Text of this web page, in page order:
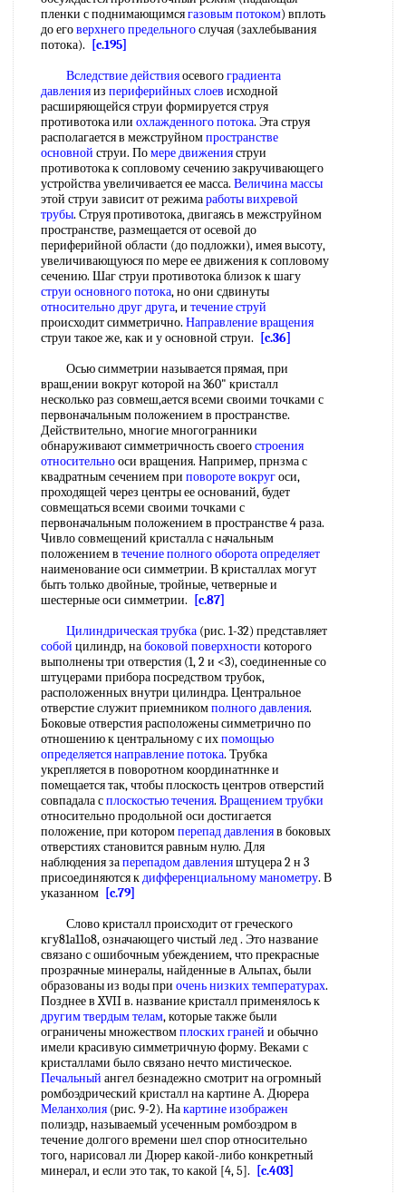
пленки с поднимающимсягазовым потоком) вплоть
до еговерхнего предельногослучая (захлебывания
потока).
[c.195]
Вследствие действияосевогоградиента
давленияиз периферийных слоев исходной
расширяющейся струи формируется струя
противотока или охлажденного потока. Эта струя
располагается в межструйномпространстве
основной струи. Помере движенияструи
противотока к сопловому сечению закручивающего
устройства увеличивается ее масса. Величина массы
этой струи зависит от режимаработы вихревой
трубы. Струя противотока, двигаясь в межструйном
пространстве, размещается от осевой до
периферийной области (до подложки), имея высоту,
увеличивающуюся по мере ее движения к сопловому
сечению. Шаг струи противотока близок к шагу
струи основного потока, но они сдвинуты
относительно друг друга, и течение струй
происходит симметрично. Направление вращения
струи такое же, как и у основной струи.
[c.36]
Осью симметрии называется прямая, при
враш,ении вокруг которой на 360" кристалл
несколько раз совмеш,ается всеми своими точками с
первоначальным положением в пространстве.
Действительно, многие многогранники
обнаруживают симметричность своегостроения
относительнооси вращения. Например, прнзма с
квадратным сечением при повороте вокругоси,
проходящей через центры ее оснований, будет
совмещаться всеми своими точками с
первоначальным положением в пространстве 4 раза.
Чивло совмещений кристалла с начальным
положением в течение полногооборота определяет
наименование оси симметрии. В кристаллах могут
быть только двойные, тройные, четверные и
шестерные оси симметрии.
[c.87]
Цилиндрическая трубка (рис. 1-32) представляет
собой цилиндр, набоковой поверхности которого
выполнены три отверстия (1, 2 и <3), соединенные со
штуцерами прибора посредством трубок,
расположенных внутри цилиндра. Центральное
отверстие служит приемникомполного давления.
Боковые отверстия расположены симметрично по
отношению к центральному с ихпомощью
определяетсянаправление потока. Трубка
укрепляется в поворотном координатннке и
помещается так, чтобы плоскость центров отверстий
совпадала сплоскостью течения. Вращением трубки
относительно продольной оси достигается
положение, при которомперепад давленияв боковых
отверстиях становится равным нулю. Для
наблюдения заперепадом давленияштуцера 2 н 3
присоединяются кдифференциальному манометру. В
указанном [c.79]
Слово кристалл происходит от греческого
кгу81а11о8, означающего чистый лед . Это название
связано с ошибочным убеждением, что прекрасные
прозрачные минералы, найденные в Альпах, были
образованы из воды при очень низких температурах.
Позднее в XVII в. название кристалл применялось к
другим твердым телам, которые также были
ограничены множествомплоских граней и обычно
имели красивую симметричную форму. Веками с
кристаллами было связано нечто мистическое.
Печальный ангел безнадежно смотрит на огромный
ромбоэдрический кристалл на картине А. Дюрера
Меланхолия (рис. 9-2). Накартине изображен
полиэдр, называемый усеченным ромбоэдром в
течение долгого времени шел спор относительно
того, нарисовал ли Дюрер какой-либо конкретный
минерал, и если это так, то какой [4, 5].
[c.403]